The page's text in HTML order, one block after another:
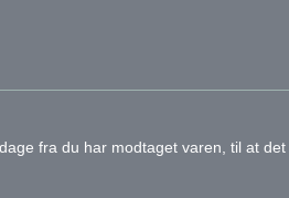
fra du har modtaget varen, til at